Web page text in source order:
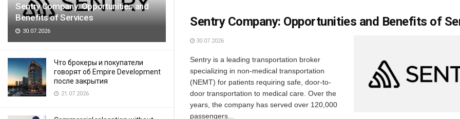
Sentry Company: Opportunities and
Benefits of Services
30.07.2026
Что брокеры и покупатели
говорят об Empire Development
после закрытия
21.07.2026
Sentry Company: Opportunities and Benefits of
30.07.2026
Sentry is a leading transportation broker
specializing in non-medical transportation
(NEMT) for patients requiring safe, door-to-
door transportation to medical care. Over the
years, the company has served over 120,000
passengers...